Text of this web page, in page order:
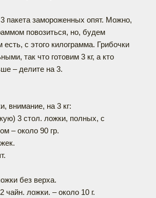
пакета замороженных опят. Можно,
повозиться, но, будем
с этого килограмма. Грибочки
так что готовим 3 кг, а кто
– делите на 3.
внимание, на 3 кг:
3 стол. ложки, полных, с
– около 90 гр.
без верха.
чайн. ложки. – около 10 г.